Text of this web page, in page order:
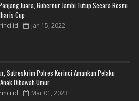
Juara, Gubernur Jambi Tutup Secara Resmi
Cup
Jan 15, 2022
Satreskrim Polres Kerinci Amankan Pelaku
Dibawah Umur
Mar 01, 2023